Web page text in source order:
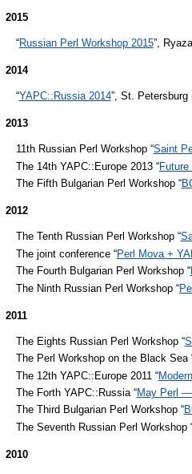
2015
“Russian Perl Workshop 2015”,
2014
“YAPC::Russia 2014”, St.
2013
11th Russian Perl Workshop “Saint
The 14th YAPC::Europe 2013 “Future
The Fifth Bulgarian Perl Workshop “
2012
The Tenth Russian Perl Workshop “
The joint conference “Perl Mova +
The Fourth Bulgarian Perl Workshop “
The Ninth Russian Perl Workshop “
2011
The Eights Russian Perl Workshop “
The Perl Workshop on the Black Sea
The 12th YAPC::Europe 2011 “
The Forth YAPC::Russia “May Perl
The Third Bulgarian Perl Workshop “
The Seventh Russian Perl Workshop
2010